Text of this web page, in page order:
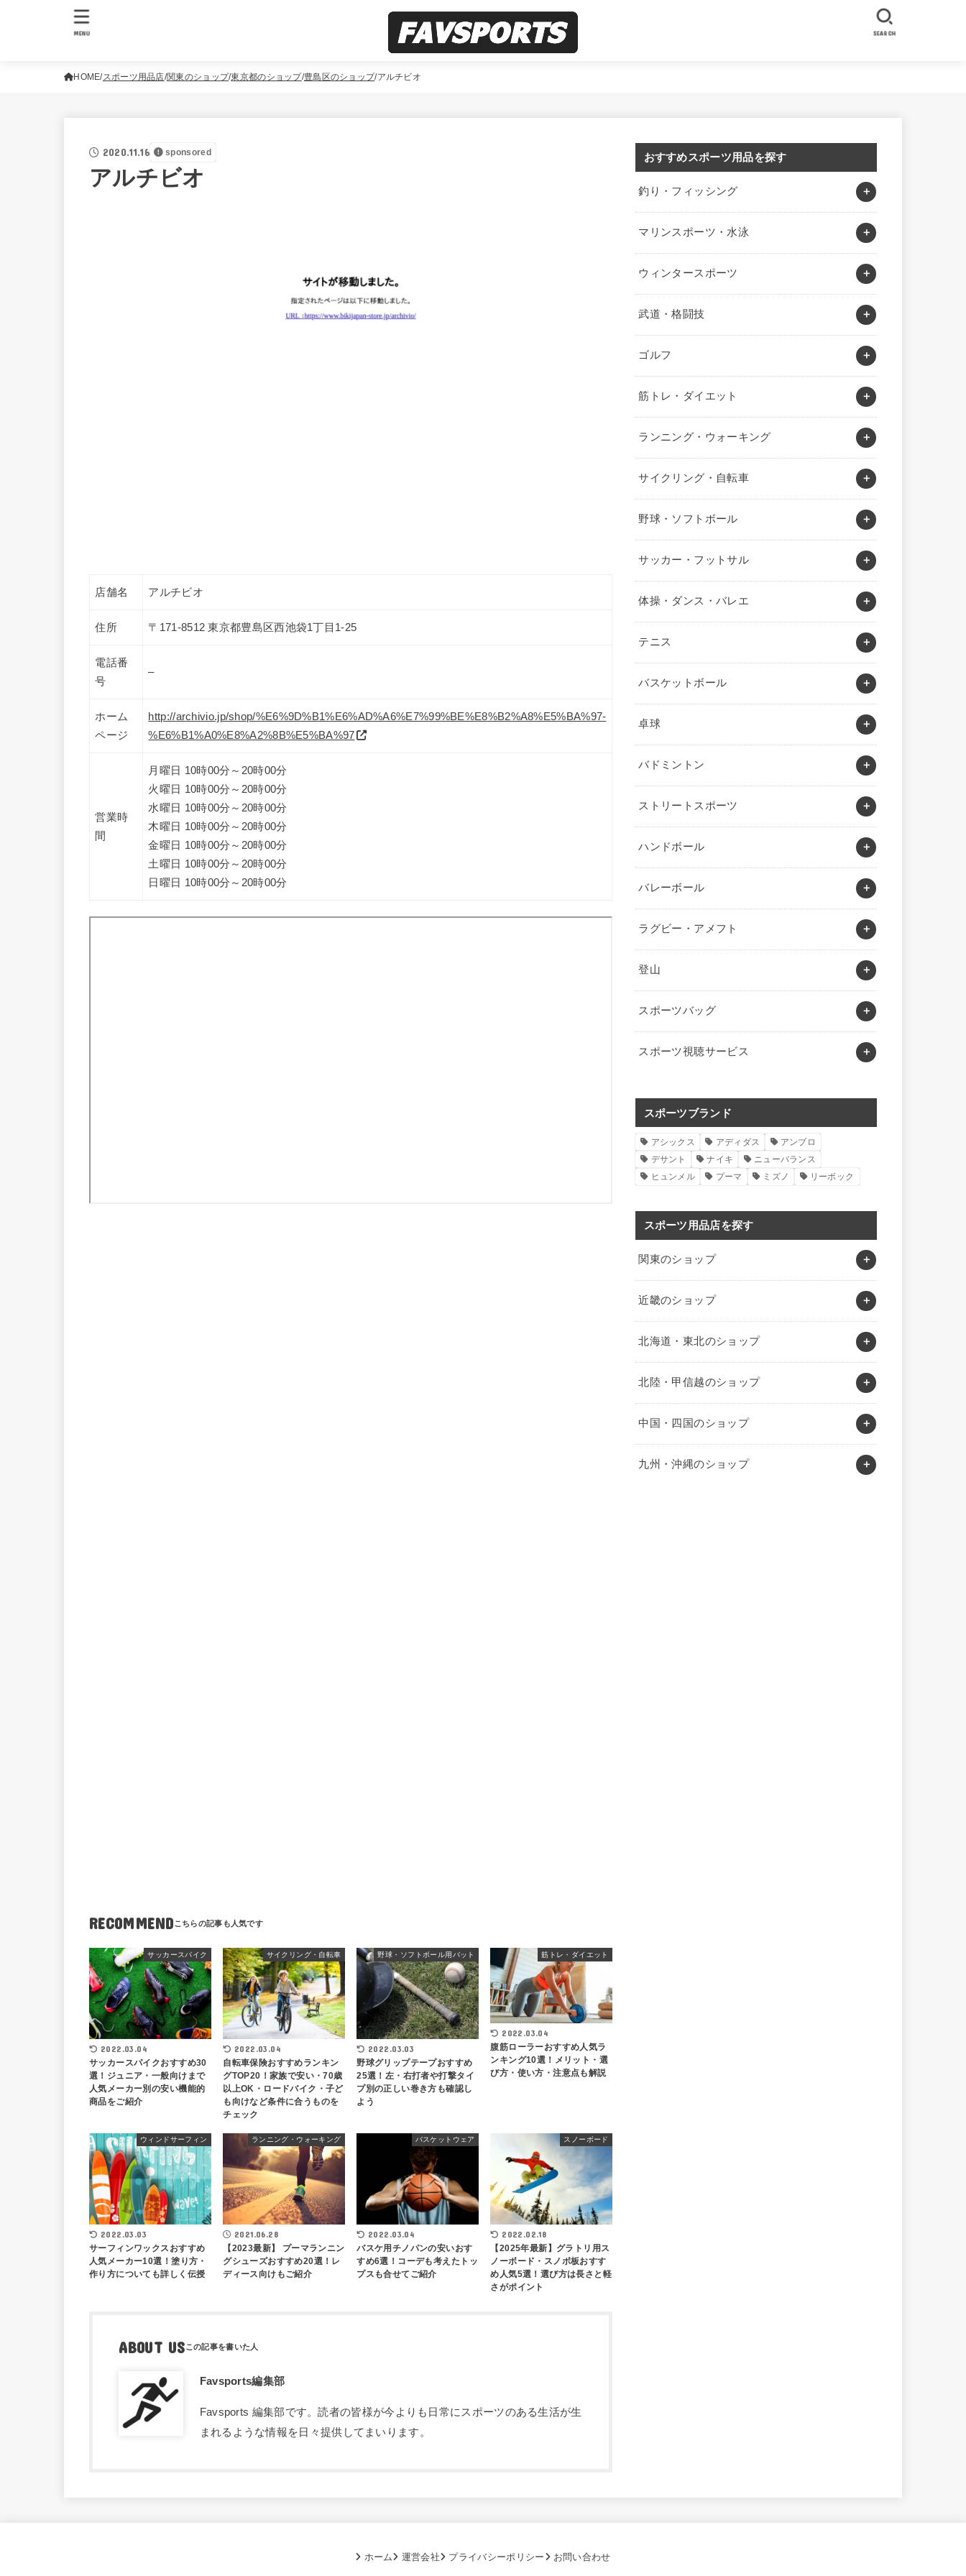
SEARCH
MENU
HOME スポーツ用品店 関東のショップ 東京都のショップ 豊島区のショップ アルチビオ
2020.11.16 sponsored
アルチビオ
店舗名 アルチビオ
住所 〒171-8512 東京都豊島区西池袋1丁目1-25
電話番
号
–
ホーム
ページ
http://archivio.jp/shop/%E6%9D%B1%E6%AD%A6%E7%99%BE%E8%B2%A8%E5%BA%97-
%E6%B1%A0%E8%A2%8B%E5%BA%97
営業時
間
月曜日 10時00分～20時00分
火曜日 10時00分～20時00分
水曜日 10時00分～20時00分
木曜日 10時00分～20時00分
金曜日 10時00分～20時00分
土曜日 10時00分～20時00分
日曜日 10時00分～20時00分
RECOMMEND
サッカースパイク
2022.03.04
サッカースパイクおすすめ30
選！ジュニア・一般向けまで
人気メーカー別の安い機能的
商品をご紹介
サイクリング・自転車
2022.03.04
自転車保険おすすめランキン
グTOP20！家族で安い・70歳
以上OK・ロードバイク・子ど
も向けなど条件に合うものを
チェック
野球・ソフトボール用バット
2022.03.03
野球グリップテープおすすめ
25選！左・右打者や打撃タイ
プ別の正しい巻き方も確認し
よう
筋トレ・ダイエット
2022.03.04
腹筋ローラーおすすめ人気ラ
ンキング10選！メリット・選
び方・使い方・注意点も解説
ウィンドサーフィン
2022.03.03
サーフィンワックスおすすめ
人気メーカー10選！塗り方・
作り方についても詳しく伝授
ランニング・ウォーキング
2021.06.28
【2023最新】 プーマランニン
グシューズおすすめ20選！レ
ディース向けもご紹介
バスケットウェア
2022.03.04
バスケ用チノパンの安いおす
すめ6選！コーデも考えたトッ
プスも合せてご紹介
スノーボード
2022.02.18
【2025年最新】グラトリ用ス
ノーボード・スノボ板おすす
め人気5選！選び方は長さと軽
さがポイント
ABOUT US
Favsports編集部
Favsports 編集部です。読者の皆様が今よりも日常にスポーツのある生活が生
まれるような情報を日々提供してまいります。
おすすめスポーツ用品を探す
釣り・フィッシング
マリンスポーツ・水泳
ウィンタースポーツ
武道・格闘技
ゴルフ
筋トレ・ダイエット
ランニング・ウォーキング
サイクリング・自転車
野球・ソフトボール
サッカー・フットサル
体操・ダンス・バレエ
テニス
バスケットボール
卓球
バドミントン
ストリートスポーツ
ハンドボール
バレーボール
ラグビー・アメフト
登山
スポーツバッグ
スポーツ視聴サービス
スポーツブランド
アシックス アディダス
アンブロ
デサント
ナイキ
ニューバランス
ヒュンメル
プーマ ミズノ リーボック
スポーツ用品店を探す
関東のショップ
近畿のショップ
北海道・東北のショップ
北陸・甲信越のショップ
中国・四国のショップ
九州・沖縄のショップ
ホーム 運営会社 プライバシーポリシー お問い合わせ